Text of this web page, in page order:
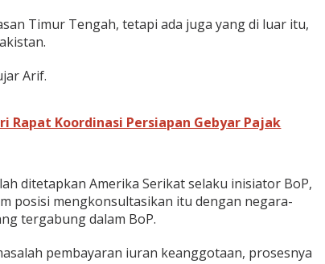
Timur Tengah, tetapi ada juga yang di luar itu,
Arif.
Rapat Koordinasi Persiapan Gebyar Pajak
ditetapkan Amerika Serikat selaku inisiator BoP,
posisi mengkonsultasikan itu dengan negara-
tergabung dalam BoP.
pembayaran iuran keanggotaan, prosesnya